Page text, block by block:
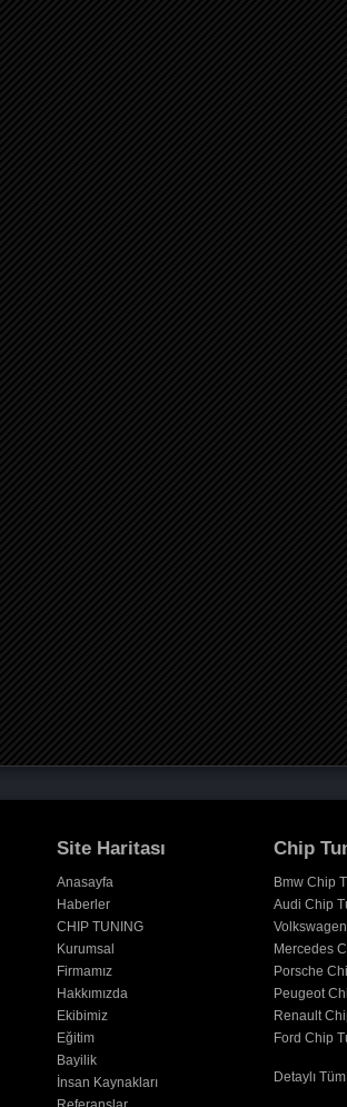
Site Haritası
Anasayfa
Haberler
CHIP TUNING
Kurumsal
Firmamız
Hakkımızda
Ekibimiz
Eğitim
Bayilik
İnsan Kaynakları
Chip
Bmw Chip
Audi Chip
Mercedes
Porsche
Peugeot
Renault
Ford Chip
Detaylı